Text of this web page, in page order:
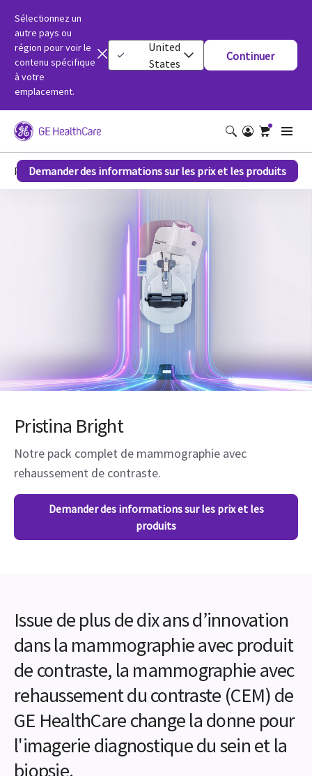
Sélectionnez un
autre pays ou
région pour voir le
contenu spécifique
à votre
emplacement.
United
States
Continuer
Pristina Bright
Demander des informations sur les prix et les produits
Pristina Bright
Notre pack complet de mammographie avec
rehaussement de contraste.
Demander des informations sur les prix et les
produits
Issue de plus de dix ans d’innovation
dans la mammographie avec produit
de contraste, la mammographie avec
rehaussement du contraste (CEM) de
GE HealthCare change la donne pour
l'imagerie diagnostique du sein et la
biopsie.